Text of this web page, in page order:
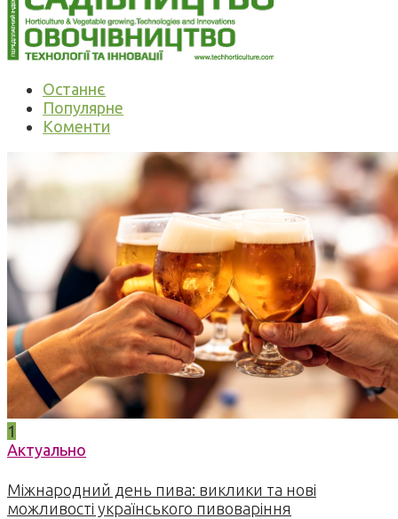
Останнє
Популярне
Коменти
1
Актуально
Міжнародний день пива: виклики та нові
можливості українського пивоваріння